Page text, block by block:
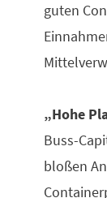
guten
„Hohe
Buss-
bloßen